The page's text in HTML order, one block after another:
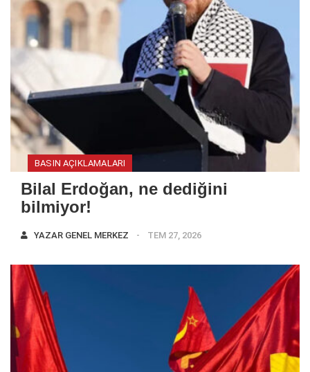
BASIN AÇIKLAMALARI
Bilal Erdoğan, ne dediğini
bilmiyor!
YAZAR GENEL MERKEZ TEM 27, 2026